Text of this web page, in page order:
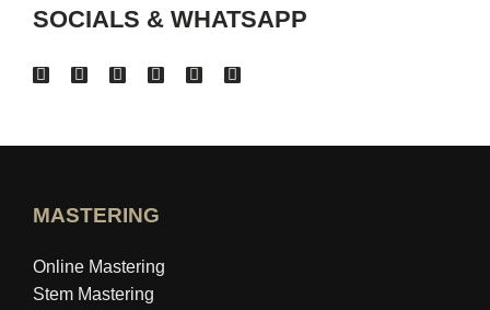
SOCIALS & WHATSAPP
MASTERING
Online Mastering
Stem Mastering